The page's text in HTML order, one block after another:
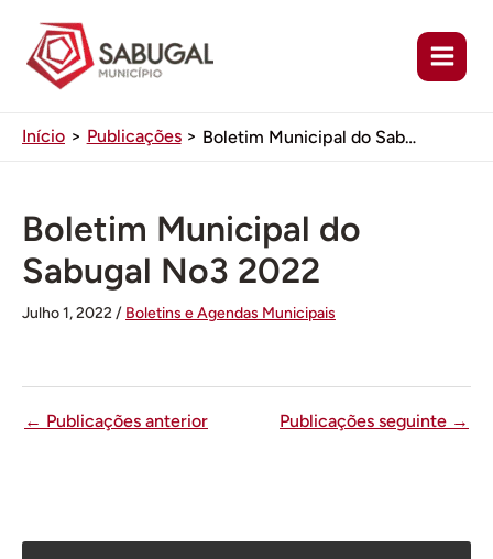
conteúdo
Início Publicações Boletim Municipal do Sabugal No3 2022
Boletim Municipal do
Sabugal No3 2022
Julho 1, 2022/ Boletins e Agendas Municipais
← Publicações anterior Publicações seguinte →